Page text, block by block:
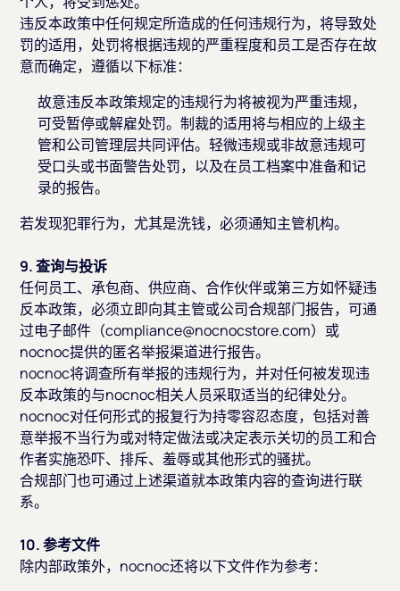
违反本政策中任何规定所造成的任何违规行为，将导致处
罚的适用，处罚将根据违规的严重程度和员工是否存在故
意而确定，遵循以下标准：
故意违反本政策规定的违规行为将被视为严重违规，
可受暂停或解雇处罚。制裁的适用将与相应的上级主
管和公司管理层共同评估。轻微违规或非故意违规可
受口头或书面警告处罚，以及在员工档案中准备和记
录的报告。
若发现犯罪行为，尤其是洗钱，必须通知主管机构。
9. 查询与投诉
任何员工、承包商、供应商、合作伙伴或第三方如怀疑违
反本政策，必须立即向其主管或公司合规部门报告，可通
过电子邮件（compliance@nocnocstore.com）或
nocnoc提供的匿名举报渠道进行报告。
nocnoc将调查所有举报的违规行为，并对任何被发现违
反本政策的与nocnoc相关人员采取适当的纪律处分。
nocnoc对任何形式的报复行为持零容忍态度，包括对善
意举报不当行为或对特定做法或决定表示关切的员工和合
作者实施恐吓、排斥、羞辱或其他形式的骚扰。
合规部门也可通过上述渠道就本政策内容的查询进行联
系。
10. 参考文件
除内部政策外，nocnoc还将以下文件作为参考：